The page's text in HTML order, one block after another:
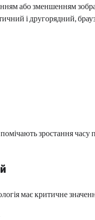
або зменшенням
і другорядний,
зростання часу
має критичне